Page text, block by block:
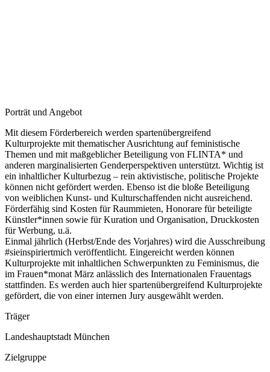
Porträt und Angebot
Mit diesem Förderbereich werden spartenübergreifend
Kulturprojekte mit thematischer Ausrichtung auf feministische
Themen und mit maßgeblicher Beteiligung von FLINTA* und
anderen marginalisierten Genderperspektiven unterstützt. Wichtig ist
ein inhaltlicher Kulturbezug – rein aktivistische, politische Projekte
können nicht gefördert werden. Ebenso ist die bloße Beteiligung
von weiblichen Kunst- und Kulturschaffenden nicht ausreichend.
Förderfähig sind Kosten für Raummieten, Honorare für beteiligte
Künstler*innen sowie für Kuration und Organisation, Druckkosten
für Werbung, u.ä.
Einmal jährlich (Herbst/Ende des Vorjahres) wird die Ausschreibung
#sieinspiriertmich veröffentlicht. Eingereicht werden können
Kulturprojekte mit inhaltlichen Schwerpunkten zu Feminismus, die
im Frauen*monat März anlässlich des Internationalen Frauentags
stattfinden. Es werden auch hier spartenübergreifend Kulturprojekte
gefördert, die von einer internen Jury ausgewählt werden.
Träger
Landeshauptstadt München
Zielgruppe